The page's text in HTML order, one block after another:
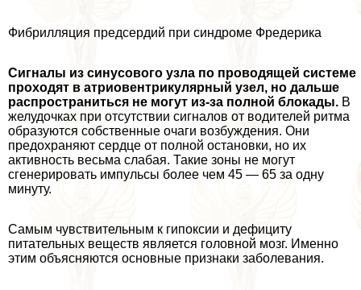
Фибрилляция предсердий при синдроме Фредерика
Сигналы из синусового узла по проводящей системе
проходят в атриовентрикулярный узел, но дальше
распространиться не могут из-за полной блокады. В
желудочках при отсутствии сигналов от водителей ритма
образуются собственные очаги возбуждения. Они
пpeдoxpaняют сердце от полной остановки, но их
активность весьма слабая. Такие зоны не могут
сгенерировать импульсы более чем 45 — 65 за одну
минуту.
Самым чувствительным к гипоксии и дефициту
питательных веществ является головной мозг. Именно
этим объясняются основные признаки заболевания.